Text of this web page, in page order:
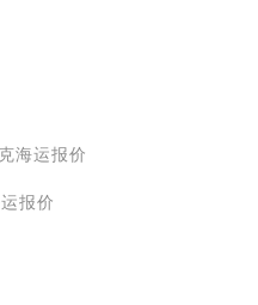
海运报价
报价